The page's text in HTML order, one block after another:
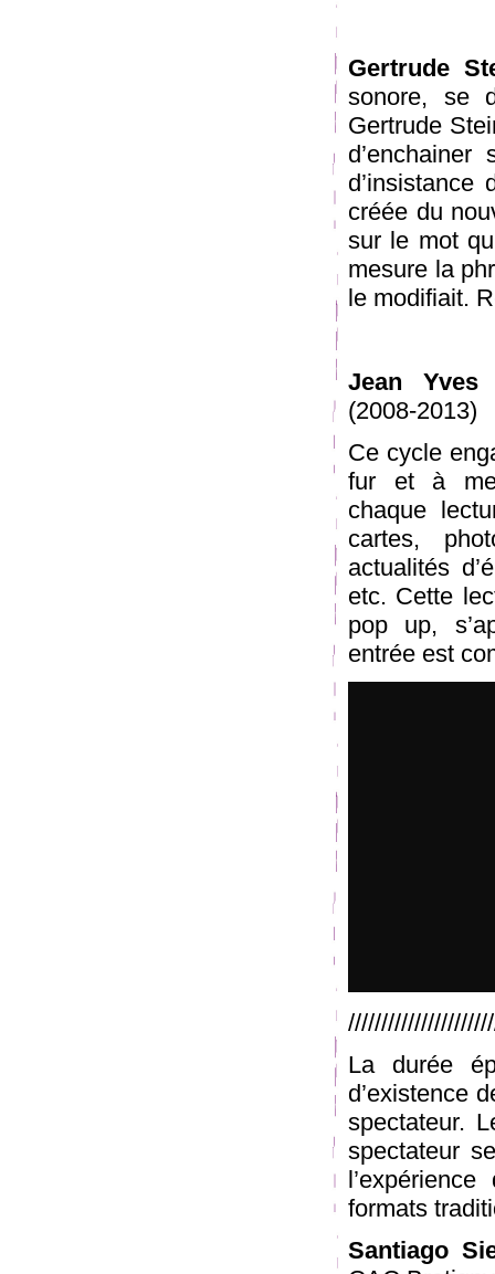
Gertrude
sonore, se
Gertrude
d’enchainer
d’insistance
créée du
sur le mot
mesure la
le modifiait.
Jean Yves
(2008-2013)
Ce cycle
fur et à
chaque
cartes,
actualités
etc. Cette
pop up,
entrée est
La durée
d’existence
spectateur.
spectateur
formats
Santiago